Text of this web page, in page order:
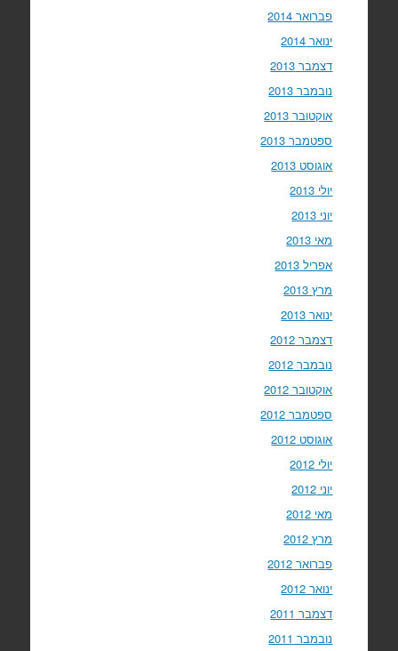
פברואר 2014
ינואר 2014
דצמבר 2013
נובמבר 2013
אוקטובר 2013
ספטמבר 2013
אוגוסט 2013
יולי 2013
יוני 2013
מאי 2013
אפריל 2013
מרץ 2013
ינואר 2013
דצמבר 2012
נובמבר 2012
אוקטובר 2012
ספטמבר 2012
אוגוסט 2012
יולי 2012
יוני 2012
מאי 2012
מרץ 2012
פברואר 2012
ינואר 2012
דצמבר 2011
נובמבר 2011